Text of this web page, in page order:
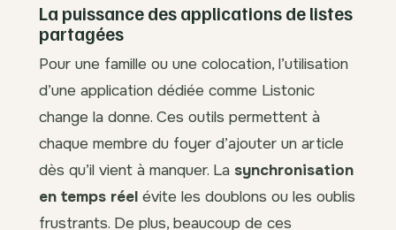
La puissance des applications de listes
partagées
Pour une famille ou une colocation, l’utilisation
d’une application dédiée comme Listonic
change la donne. Ces outils permettent à
chaque membre du foyer d’ajouter un article
dès qu’il vient à manquer. La synchronisation
en temps réel évite les doublons ou les oublis
frustrants. De plus, beaucoup de ces